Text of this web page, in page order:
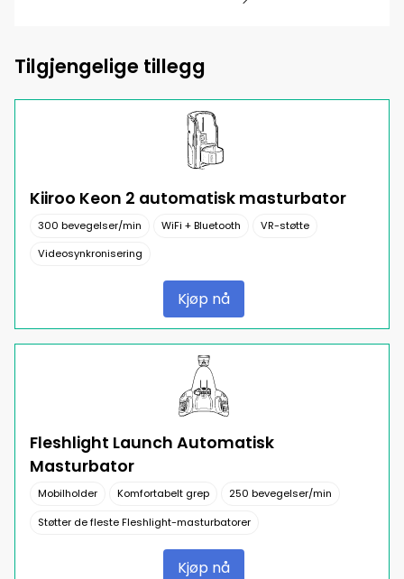
Tilgjengelige tillegg
Kiiroo Keon 2 automatisk masturbator
300 bevegelser/min WiFi + Bluetooth
VR-støtte
Videosynkronisering
Kjøp nå
Fleshlight Launch Automatisk
Masturbator
Mobilholder Komfortabelt grep
250 bevegelser/min
Støtter de fleste Fleshlight-masturbatorer
Kjøp nå